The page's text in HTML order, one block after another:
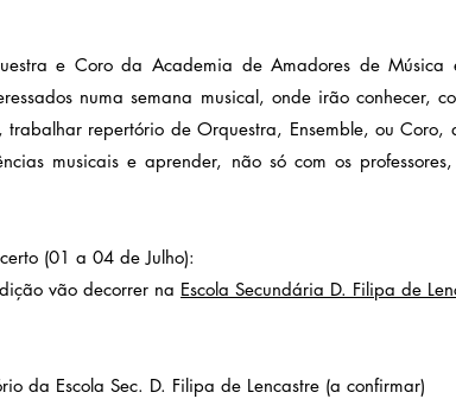
e Coro da Academia de Amadores de Música
numa semana musical, onde irão conhecer,
trabalhar repertório de Orquestra, Ensemble, ou Coro,
musicais e aprender, não só com os
(01 a 04 de Julho):
vão decorrer na Escola Secundária D. Filipa de
da Escola Sec. D. Filipa de Lencastre (a confirmar)